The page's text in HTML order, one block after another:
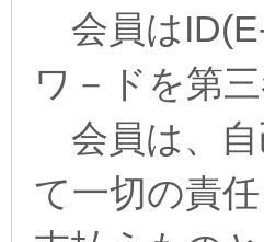
会員は
ワ－ドを第
会員は、自
て一切の責